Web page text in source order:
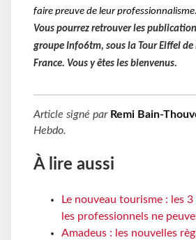
faire preuve de leur
Vous pourrez retrouver les
groupe Info6tm, sous la Tour Eiffel
France. Vous y êtes les bienvenus.
Article signé par Remi Bain-
Hebdo.
À lire aussi
Le nouveau tourisme : les
les professionnels ne
Amadeus : les nouvelles